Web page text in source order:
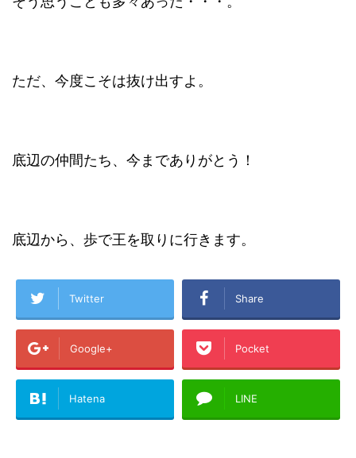
ただ、今度こそは抜け出すよ。
底辺の仲間たち、今までありがとう！
底辺から、歩で王を取りに行きます。
Twitter Share
Google+ Pocket
Hatena LINE